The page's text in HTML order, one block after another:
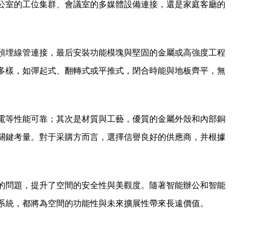
的工位集群、會議室的多媒體設備連接，還是家庭客廳的
線管連接，最后安裝功能模塊與堅固的金屬或高強度工程
，如彈起式、翻轉式或平推式，閉合時能與地板齊平，無
性能可靠；其次是材質與工藝，優質的金屬外殼和內部銅
考量。對于采購方而言，選擇信譽良好的供應商，并根據
題，提升了空間的安全性與美觀度。隨著智能辦公和智能
，都將為空間的功能性與未來擴展性帶來長遠價值。